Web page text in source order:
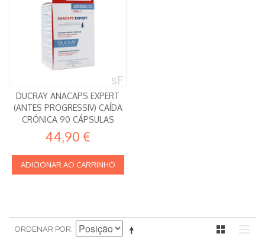
DUCRAY ANACAPS EXPERT
(ANTES PROGRESSIV) CAÍDA
CRÓNICA 90 CÁPSULAS
44,90 €
ADICIONAR AO CARRINHO
ORDENAR POR